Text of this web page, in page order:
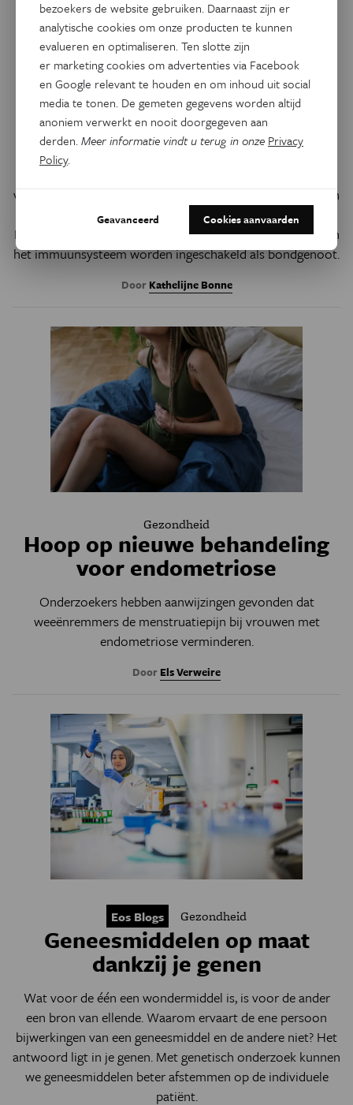
Gezondheid
Celdood als wapen tegen
kanker
van het leven. Nieuwe inzichten in de verschillende vormen
van celdood kunnen leiden naar betere kankertherapieën.
Door kankercellen op de juiste manier te laten sterven, kan
het immuunsysteem worden ingeschakeld als bondgenoot.
Door Kathelijne Bonne
Gezondheid
Hoop op nieuwe behandeling
voor endometriose
Onderzoekers hebben aanwijzingen gevonden dat
weeënremmers de menstruatiepijn bij vrouwen met
endometriose verminderen.
Door Els Verweire
Eos Blogs Gezondheid
Geneesmiddelen op maat
dankzij je genen
Wat voor de één een wondermiddel is, is voor de ander
een bron van ellende. Waarom ervaart de ene persoon
bijwerkingen van een geneesmiddel en de andere niet? Het
antwoord ligt in je genen. Met genetisch onderzoek kunnen
we geneesmiddelen beter afstemmen op de individuele
patiënt.
bezoekers de website gebruiken. Daarnaast zijn er
analytische cookies om onze producten te kunnen
evalueren en optimaliseren. Ten slotte zijn
er marketing cookies om advertenties via Facebook
en Google relevant te houden en om inhoud uit social
media te tonen. De gemeten gegevens worden altijd
anoniem verwerkt en nooit doorgegeven aan
derden.Meer informatie vindt u terug in onze Privacy
Policy.
Geavanceerd Cookies aanvaarden